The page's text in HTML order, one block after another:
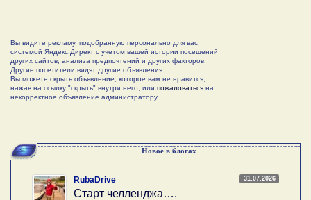
Вы видите рекламу, подобранную персонально для вас
системой Яндекс.Директ с учетом вашей истории посещений
других сайтов, анализа предпочтений и других факторов.
Другие посетители видят другие объявления.
Вы можете скрыть объявление, которое вам не нравится,
нажав на ссылку "скрыть" внутри него, или пожаловаться на
некорректное объявление администратору.
Новое в блогах
31.07.2026
RubaDrive
Старт челленджа….